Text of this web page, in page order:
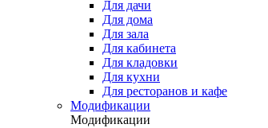
Для дачи
Для дома
Для зала
Для кабинета
Для кладовки
Для кухни
Для ресторанов и кафе
Модификации
Модификации